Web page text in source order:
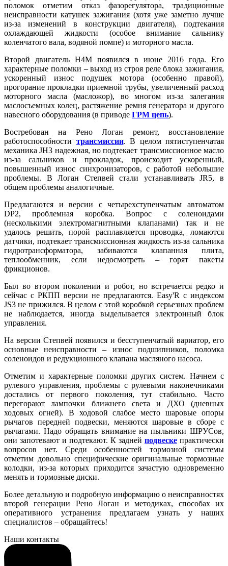
поломок отметим отказ фазорегулятора, традиционные
неисправности катушек зажигания (хотя уже заметно лучше
из-за изменений в конструкции двигателя), подтекания
охлаждающей жидкости (особое внимание сальнику
коленчатого вала, водяной помпе) и моторного масла.
Второй двигатель H4M появился в июне 2016 года. Его
характерные поломки – выход из строя реле блока зажигания,
ускоренный износ подушек мотора (особенно правой),
прогорание прокладки приемной трубы, увеличенный расход
моторного масла (масложор), во многом из-за залегания
маслосъемных колец, растяжение ремня генератора и другого
навесного оборудования (в приводе ГРМ цепь).
Востребован на Рено Логан ремонт,
восстановление
работоспособности трансмиссии. В целом пятиступенчатая
механика JH3 надежная, но подтекает трансмиссионное масло
из-за сальников и прокладок, происходит ускоренный,
повышенный износ синхронизаторов, с работой небольшие
проблемы. В Логан Степвей стали устанавливать JR5, в
общем проблемы аналогичные.
Предлагаются и версии с четырехступенчатым автоматом
DP2, проблемная коробка. Вопрос с соленоидами
(несколькими электромагнитными клапанами) так и не
удалось решить, порой расплавляется проводка, ломаются
датчики, подтекает трансмиссионная жидкость из-за сальника
гидротрансформатора, забиваются клапанная плита,
теплообменник, если недосмотреть – горят пакеты
фрикционов.
Был во втором поколении и робот, но встречается редко и
сейчас с РКПП версии не предлагаются. Easy'R с индексом
JS3 не прижился. В целом с этой коробкой серьезных проблем
не наблюдается, иногда выделывается электронный блок
управления.
На версии Степвей появился и бесступенчатый вариатор, его
основные неисправности – износ подшипников, поломка
соленоидов и редукционного клапана масляного насоса.
Отметим и характерные поломки других систем. Начнем с
рулевого управления, проблемы с рулевыми наконечниками
достались от первого поколения, тут стабильно. Часто
перегорают лампочки ближнего света и ДХО (дневных
ходовых огней). В ходовой слабое место шаровые опоры
рычагов передней подвески, меняются шаровые в сборе с
рычагами. Надо обращать внимание на пыльники ШРУСов,
они запотевают и подтекают. К задней подвеске практически
вопросов нет. Среди особенностей тормозной системы
отметим довольно специфические оригинальные тормозные
колодки, из-за которых приходится зачастую одновременно
менять и тормозные диски.
Более детальную и подробную информацию о неисправностях
второй генерации Рено Логан и методиках, способах их
оперативного устранения предлагаем узнать у наших
специалистов – обращайтесь!
Наши контакты